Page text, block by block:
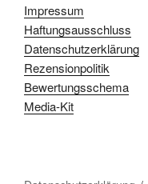
Impressum
Haftungsausschluss
Datenschutzerklärung
Rezensionpolitik
Bewertungsschema
Media-Kit